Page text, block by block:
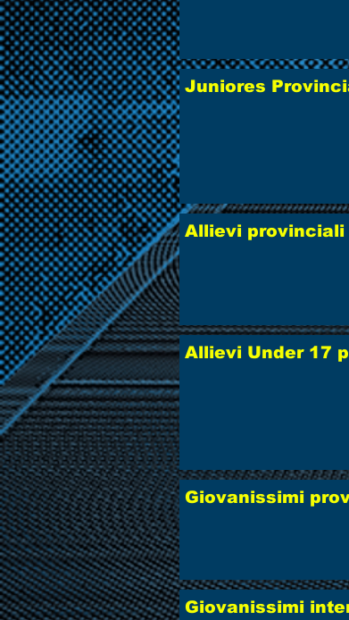
Juniores
Allievi provinciali
Allievi Under 17
Giovanissimi
Giovanissimi